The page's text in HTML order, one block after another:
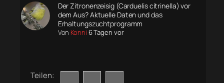
Der Zitronenzeisig (Carduelis citrinella) vor
dem Aus? Aktuelle Daten und das
Erhaltungszuchtprogramm
Von Konni 6 Tagen vor
Teilen: